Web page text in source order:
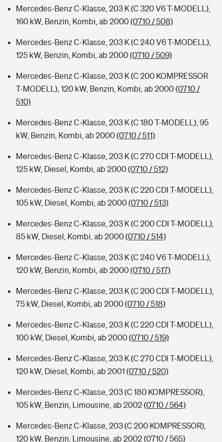
Mercedes-Benz C-Klasse, 203 K (C 320 V6 T-MODELL),
160 kW, Benzin, Kombi, ab 2000(0710 / 508)
Mercedes-Benz C-Klasse, 203 K (C 240 V6 T-MODELL),
125 kW, Benzin, Kombi, ab 2000(0710 / 509)
Mercedes-Benz C-Klasse, 203 K (C 200 KOMPRESSOR
T-MODELL), 120 kW, Benzin, Kombi, ab 2000(0710 /
510)
Mercedes-Benz C-Klasse, 203 K (C 180 T-MODELL), 95
kW, Benzin, Kombi, ab 2000(0710 / 511)
Mercedes-Benz C-Klasse, 203 K (C 270 CDI T-MODELL),
125 kW, Diesel, Kombi, ab 2000(0710 / 512)
Mercedes-Benz C-Klasse, 203 K (C 220 CDI T-MODELL),
105 kW, Diesel, Kombi, ab 2000(0710 / 513)
Mercedes-Benz C-Klasse, 203 K (C 200 CDI T-MODELL),
85 kW, Diesel, Kombi, ab 2000(0710 / 514)
Mercedes-Benz C-Klasse, 203 K (C 240 V6 T-MODELL),
120 kW, Benzin, Kombi, ab 2000(0710 / 517)
Mercedes-Benz C-Klasse, 203 K (C 200 CDI T-MODELL),
75 kW, Diesel, Kombi, ab 2000(0710 / 518)
Mercedes-Benz C-Klasse, 203 K (C 220 CDI T-MODELL),
100 kW, Diesel, Kombi, ab 2000(0710 / 519)
Mercedes-Benz C-Klasse, 203 K (C 270 CDI T-MODELL),
120 kW, Diesel, Kombi, ab 2001 (0710 / 520)
Mercedes-Benz C-Klasse, 203 (C 180 KOMPRESSOR),
105 kW, Benzin, Limousine, ab 2002(0710 / 564)
Mercedes-Benz C-Klasse, 203 (C 200 KOMPRESSOR),
120 kW, Benzin, Limousine, ab 2002(0710 / 565)